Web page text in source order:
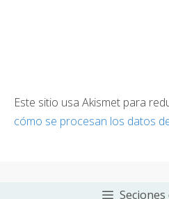
Este sitio usa Akismet para
cómo se procesan los datos